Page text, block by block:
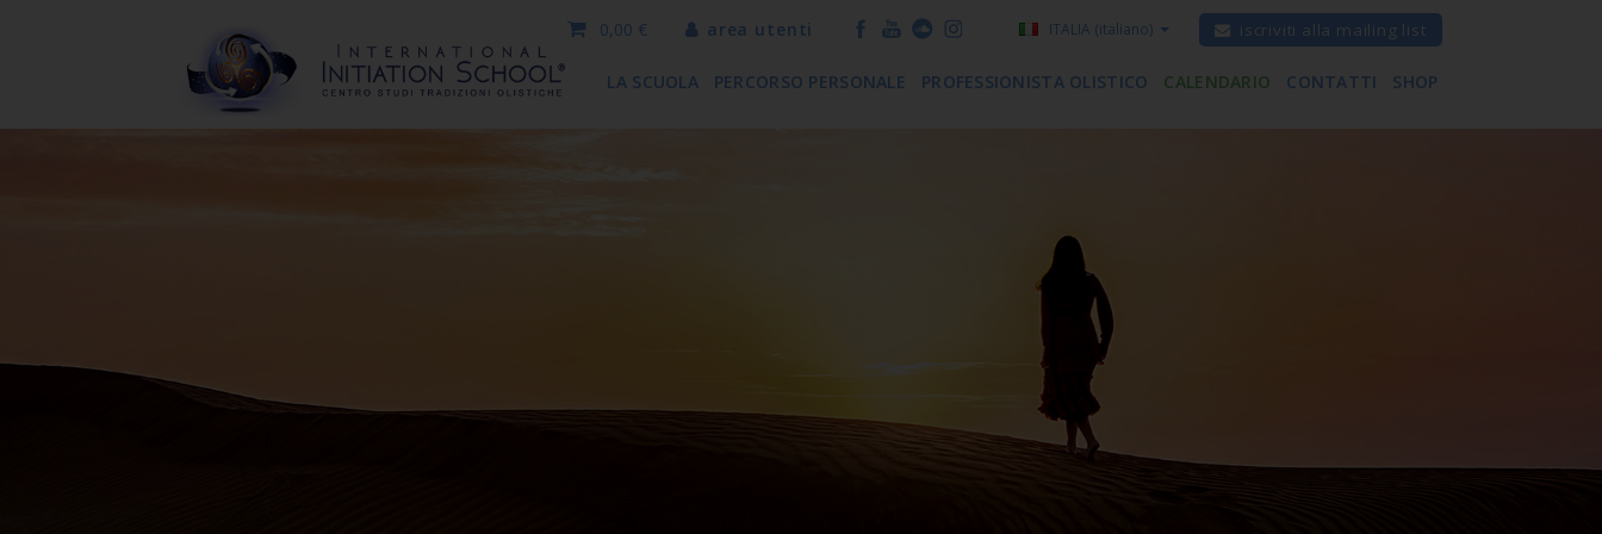
iscriviti alla mailing list
ITALIA (italiano)
area utenti
0,00 €
LA SCUOLA PERCORSO PERSONALE PROFESSIONISTA OLISTICO CALENDARIO CONTATTI SHOP